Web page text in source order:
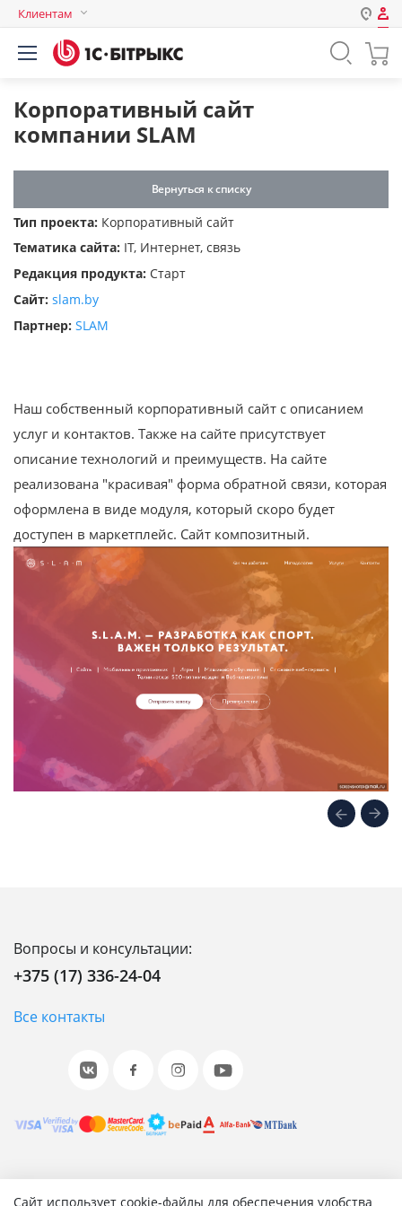
Сайт использует cookie-файлы для обеспечения удобства
Клиентам
Авторизация
Логин
Пароль
Запомнить меня на этом
компьютере
Корпоративный сайт
компании SLAM
Вернуться к списку
Тип проекта: Корпоративный сайт
Тематика сайта: IT, Интернет, связь
Редакция продукта: Старт
Сайт: slam.by
Партнер: SLAM
Наш собственный корпоративный сайт с описанием
услуг и контактов. Также на сайте присутствует
описание технологий и преимуществ. На сайте
реализована "красивая" форма обратной связи, которая
оформлена в виде модуля, который скоро будет
доступен в маркетплейс. Сайт композитный.
Вопросы и консультации:
+375 (17) 336-24-04
Все контакты
© 2001-2026 «Битрикс», «1С-Битрикс». Работает на 1С-